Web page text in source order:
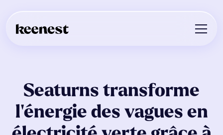
Seaturns transforme
l'énergie des vagues en